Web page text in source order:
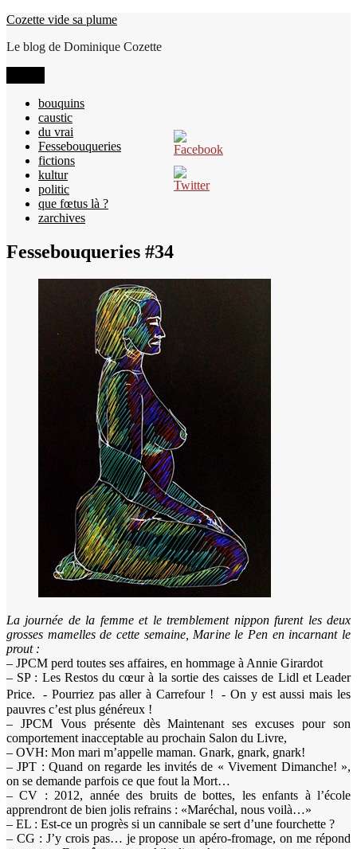
Aller
contenu
Cozette vide sa plume
Le blog de Dominique Cozette
bouquins
caustic
du vrai
Fessebouqueries
fictions
kultur
politic
que fœtus là ?
zarchives
Fessebouqueries #34
La journée de la femme et le tremblement nippon furent les deux
grosses mamelles de cette semaine, Marine le Pen en incarnant le
prout :
– JPCM perd toutes ses affaires, en hommage à Annie Girardot
– SP : Les Restos du cœur à la sortie des caisses de Lidl et Leader
Price. - Pourriez pas aller à Carrefour ! - On y est aussi mais les
pauvres c’est plus généreux !
– JPCM Vous présente dès Maintenant ses excuses pour son
comportement inacceptable au prochain Salon du Livre,
– OVH: Mon mari m’appelle maman. Gnark, gnark, gnark!
– JPT : Quand on regarde les invités de « Vivement Dimanche! »,
on se demande parfois ce que fout la Mort…
– CV : 2012, année des bruits de bottes, les enfants à l’école
apprendront de bien jolis refrains : «Maréchal, nous voilà…»
– EL : Est-ce un progrès si un cannibale se sert d’une fourchette ?
– CG : J’y crois pas… je propose un apéro-fromage, on me répond